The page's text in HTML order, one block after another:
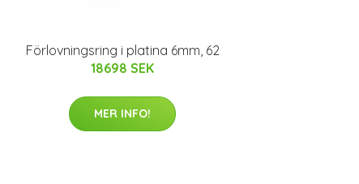
Förlovningsring i platina 6mm, 62
18698 SEK
MER INFO!